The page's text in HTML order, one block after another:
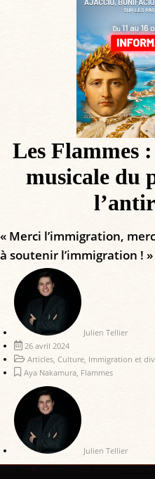
Les Flammes
musicale du
« Merci l’immigration,
à soutenir l’immigration ! »
Julien Tellier
26 avril 2024
Articles, Culture, Immigration et
Aya Nakamura, Flammes
Julien Tellier